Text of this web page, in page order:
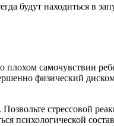
будут находиться в
самочувствии
физический
стрессовой
психологической